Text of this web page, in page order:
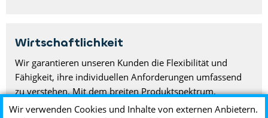
Wirtschaftlichkeit
Wir garantieren unseren Kunden die Flexibilität und
Fähigkeit, ihre individuellen Anforderungen umfassend
zu verstehen. Mit dem breiten Produktspektrum,
unzähligen Konfigurationsmöglichkeiten und unserer
Wir verwenden Cookies und Inhalte von externen Anbietern.